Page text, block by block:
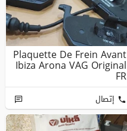
Plaquette De Frein Avant
Ibiza Arona VAG Original
FR
إتصال